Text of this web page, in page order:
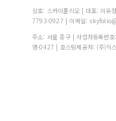
상호: 스카이폴리오 | 대표: 이유
7793-0927 | 이메일:
주소: 서울 중구 | 사업자등록번호:
명-0427 | 호스팅제공자: (주)식